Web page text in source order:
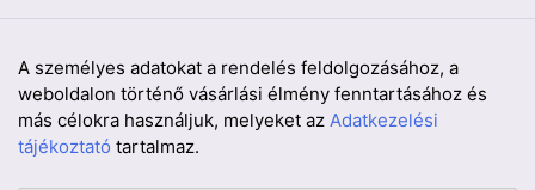
A személyes adatokat a rendelés feldolgozásához, a
weboldalon történő vásárlási élmény fenntartásához és
más célokra használjuk, melyeket az Adatkezelési
tájékoztató tartalmaz.